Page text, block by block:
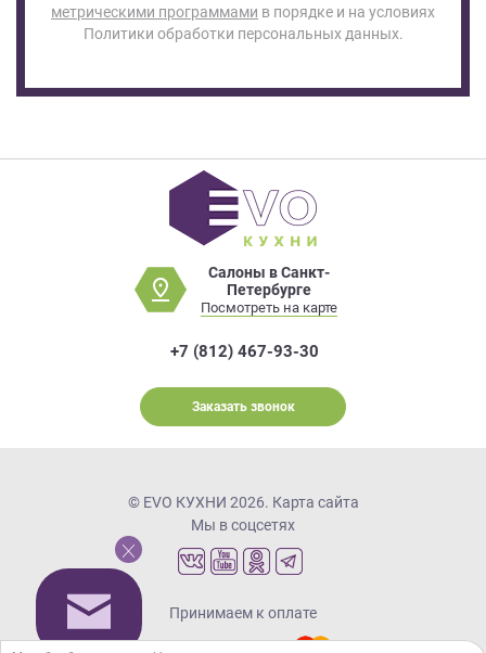
метрическими программами в порядке и на условиях
Политики обработки персональных данных.
Салоны в Санкт-
Петербурге
Посмотреть на карте
+7 (812) 467-93-30
Заказать звонок
© EVO КУХНИ 2026. Карта сайта
Мы в соцсетях
Принимаем к оплате